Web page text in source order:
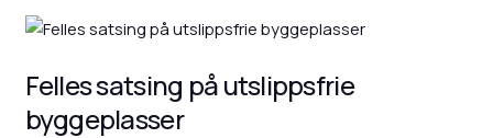
Felles satsing på utslippsfrie
byggeplasser